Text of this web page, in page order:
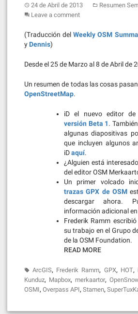
24 de Abril de 2013
Resumen
Leave a comment
(Traducción delWeekly OSM
y Dennis)
Desde el 25 de Marzo al 8 de Abril de
Un resumen de todas las cosas
OpenStreetMap.
iD el nuevo editor de
versión Beta 1.
algunas diapositivas
que incluyen algunos
iDaquí.
¿Alguien está
del editor OSM
Un primer volcado
trazas GPX de OSM
descargar ahora.
información adicional
Frederik Ramm
su trabajo en el Grupo
de la OSM Foundation.
READ MORE
ArcGIS, Frederik Ramm, GPX, HOT,
Kunduz, Mapbox, merkaartor,
OSMI, Overpass API, Stamen,